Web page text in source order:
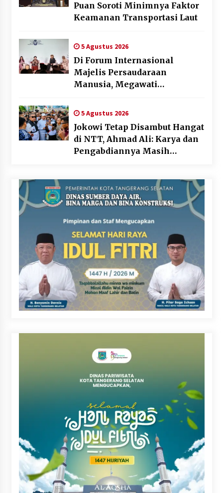
Puan Soroti Minimnya Faktor
Keamanan Transportasi Laut
5 Agustus 2026
Di Forum Internasional
Majelis Persaudaraan
Manusia, Megawati
Kepemimpinan Perempuan
Bukan Dominasi, Tapi
Merawat Dan Merangkul
5 Agustus 2026
Jokowi Tetap Disambut Hangat
di NTT, Ahmad Ali: Karya dan
Pengabdiannya Masih